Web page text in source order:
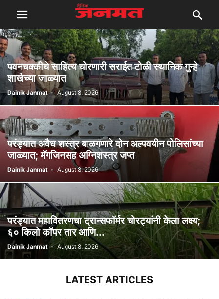
पवनचक्कीचे साहित्य चोरणारी सराईत टोळी स्थानिक गुन्हे
शाखेच्या जाळ्यात
Dainik Janmat - August 8, 2026
परंड्यात अवैध शस्त्र बाळगणारे दोन अल्पवयीन पोलिसांच्या
जाळ्यात; मॅगजिनसह अग्निशस्त्र जप्त
Dainik Janmat - August 8, 2026
परंड्यात महावितरणचा ट्रान्सफॉर्मर चोरट्यांनी केला लक्ष्य;
६० किलो कॉपर तार आणि...
Dainik Janmat - August 8, 2026
LATEST ARTICLES